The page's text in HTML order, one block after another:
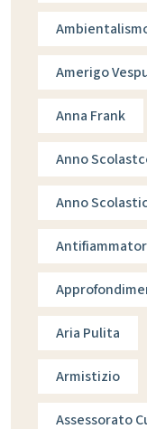
Amerigo
Anna Frank
Anno
Anno
Aria Pulita
Armistizio
Assessorato